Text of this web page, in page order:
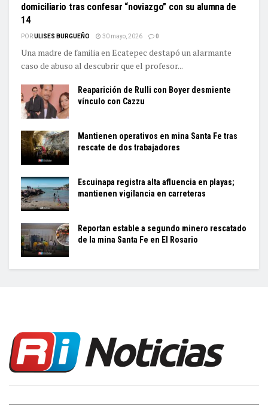
domiciliario tras confesar “noviazgo” con su alumna de
14
PORULISES BURGUEÑO 30 mayo, 2026 0
Una madre de familia en Ecatepec destapó un alarmante
caso de abuso al descubrir que el profesor...
Reaparición de Rulli con Boyer desmiente
vínculo con Cazzu
Mantienen operativos en mina Santa Fe tras
rescate de dos trabajadores
Escuinapa registra alta afluencia en playas;
mantienen vigilancia en carreteras
Reportan estable a segundo minero rescatado
de la mina Santa Fe en El Rosario